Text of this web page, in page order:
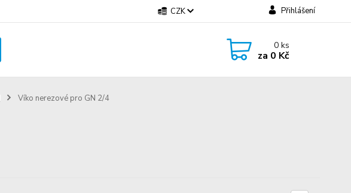
CZK Přihlášení
0ks
za 0 Kč
Víko nerezové pro GN 2/4